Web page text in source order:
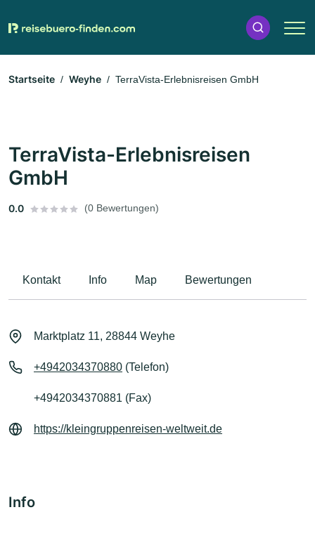
Startseite Weyhe TerraVista-Erlebnisreisen GmbH
TerraVista-Erlebnisreisen
GmbH
0.0 (0 Bewertungen)
Kontakt Info Map Bewertungen
Marktplatz 11, 28844 Weyhe
+4942034370880 (Telefon)
+4942034370881 (Fax)
https://kleingruppenreisen-weltweit.de
Info